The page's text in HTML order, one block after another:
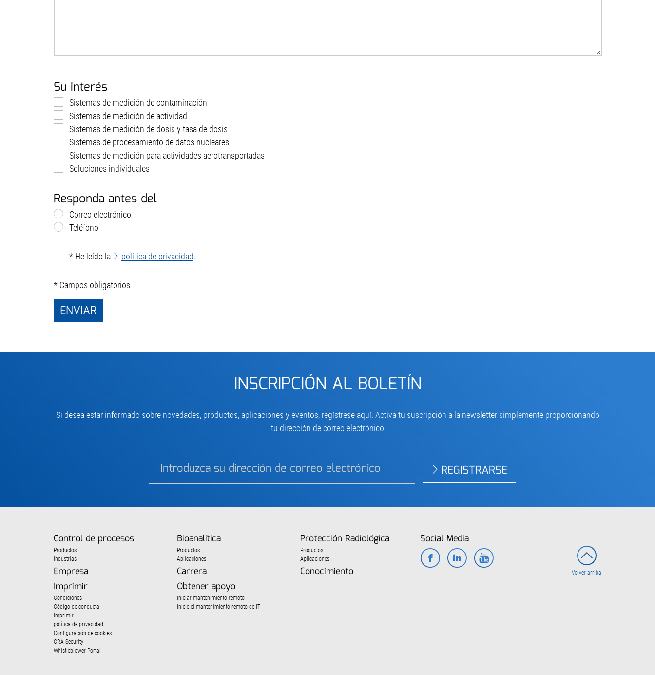
Su interés
Sistemas de medición de contaminación
Sistemas de medición de actividad
Sistemas de medición de dosis y tasa de dosis
Sistemas de procesamiento de datos nucleares
Sistemas de medición para actividades aerotransportadas
Soluciones individuales
Responda antes del
Correo electrónico
Teléfono
* He leído la política de privacidad.
* Campos obligatorios
ENVIAR
INSCRIPCIÓN AL BOLETÍN
Si desea estar informado sobre novedades, productos, aplicaciones y eventos, regístrese aquí. Activa tu suscripción a la newsletter simplemente proporcionando
tu dirección de correo electrónico
REGISTRARSE
Control de procesos
Productos
Industrias
Bioanalítica
Productos
Aplicaciones
Protección Radiológica
Productos
Aplicaciones
Empresa Carrera
Conocimiento
Imprimir
Condiciones
Código de conducta
Imprimir
política de privacidad
Configuración de cookies
CRA Security
Whistleblower Portal
Obtener apoyo
Iniciar mantenimiento remoto
Inicie el mantenimiento remoto de IT
Social Media
Facebook
LinkedIn
Volver arriba